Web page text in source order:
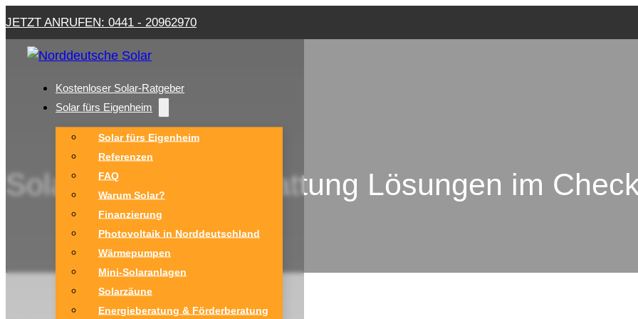
JETZT ANRUFEN: 0441 - 20962970
Kostenloser Solar-Ratgeber
Solar fürs Eigenheim
Solar fürs Eigenheim
Referenzen
FAQ
Warum Solar?
Finanzierung
Photovoltaik in Norddeutschland
Wärmepumpen
Mini-Solaranlagen
Solarzäune
Energieberatung & Förderberatung
Solaranlage Verschattung Lösungen im